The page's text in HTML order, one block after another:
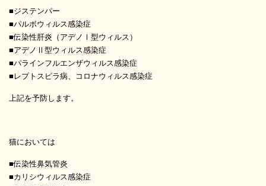
■ジステンパー
■パルボウィルス感染症
■伝染性肝炎（アデノⅠ型ウィルス）
■アデノⅡ型ウィルス感染症
■パラインフルエンザウィルス感染症
■レプトスピラ病、コロナウィルス感染症
上記を予防します。
猫においては
■伝染性鼻気管炎
■カリシウィルス感染症